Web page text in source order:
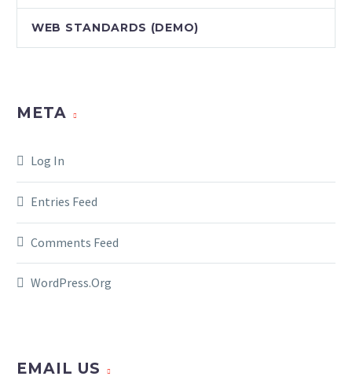
WEB STANDARDS (DEMO)
META
Log In
Entries Feed
Comments Feed
WordPress.org
EMAIL US